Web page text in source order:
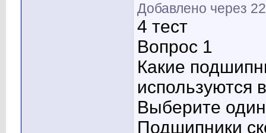
Добавлено через
4 тест
Вопрос 1
Какие
используются
Выберите
Подшипники